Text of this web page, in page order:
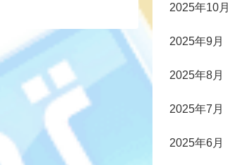
2025年10月
2025年9月
2025年8月
2025年7月
2025年6月